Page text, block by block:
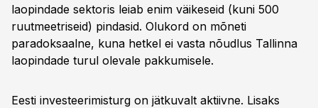
laopindade sektoris leiab enim väikeseid (kuni 500
ruutmeetriseid) pindasid. Olukord on mõneti
paradoksaalne, kuna hetkel ei vasta nõudlus Tallinna
laopindade turul olevale pakkumisele.
Eesti investeerimisturg on jätkuvalt aktiivne. Lisaks